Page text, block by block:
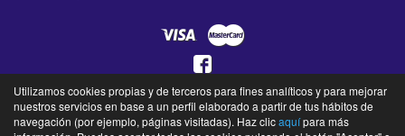
925 78 41 66
L a V de 8:30 a 14:00 y de 16:00 a 19:30 - S de 9:00 a 13:30
Utilizamos cookies propias y de terceros para fines analíticos y para mejorar
nuestros servicios en base a un perfil elaborado a partir de tus hábitos de
navegación (por ejemplo, páginas visitadas). Haz clicaquípara más